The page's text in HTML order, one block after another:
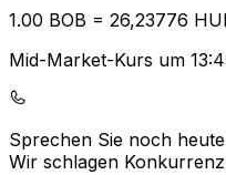
1.00 BOB = 26,23776
Mid-Market-Kurs um
Sprechen Sie noch
Wir schlagen